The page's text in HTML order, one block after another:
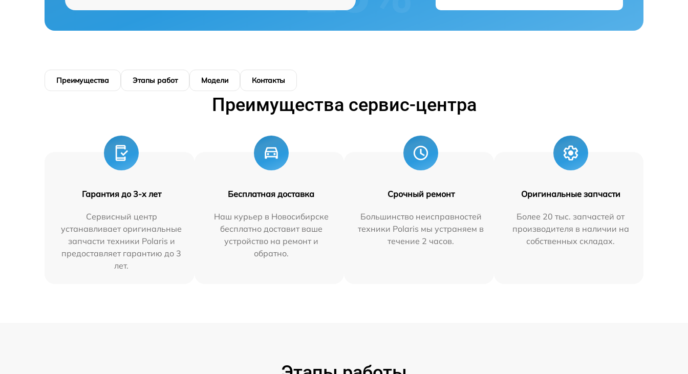
Преимущества Этапы работ Модели Контакты
Преимущества сервис-центра
Гарантия до 3-х лет
Сервисный центр
устанавливает оригинальные
запчасти техники Polaris и
предоставляет гарантию до 3
лет.
Бесплатная доставка
Наш курьер в Новосибирске
бесплатно доставит ваше
устройство на ремонт и
обратно.
Срочный ремонт
Большинство неисправностей
техники Polaris мы устраняем в
течение 2 часов.
Оригинальные запчасти
Более 20 тыс. запчастей от
производителя в наличии на
собственных складах.